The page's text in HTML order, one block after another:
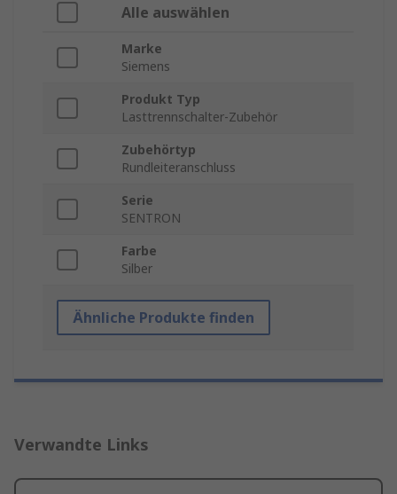
Alle auswählen
Marke
Siemens
Produkt Typ
Lasttrennschalter-Zubehör
Zubehörtyp
Rundleiteranschluss
Serie
SENTRON
Farbe
Silber
Ähnliche Produkte finden
Verwandte Links